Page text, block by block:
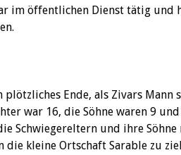
im öffentlichen Dienst tätig und
Ende, als Zivars Mann
war 16, die Söhne waren 9 und
Schwiegereltern und ihre Söhne
kleine Ortschaft Sarable zu